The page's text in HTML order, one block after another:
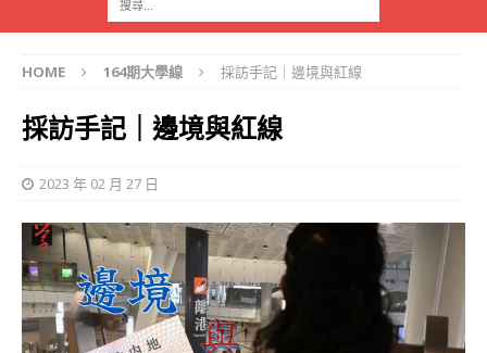
HOME 164期大學線 採訪手記｜邊境與紅線
採訪手記｜邊境與紅線
2023 年 02 月 27 日